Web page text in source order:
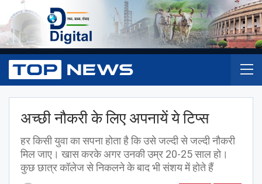
अच्छी नौकरी के लिए अपनायें ये टिप्स
हर किसी युवा का सपना होता है कि उसे जल्दी से जल्दी नौकरी
मिल जाए। खास करके अगर उनकी उम्र 20-25 साल हो।
कुछ छात्र कॉलेज से निकलने के बाद भी संशय में होते हैं